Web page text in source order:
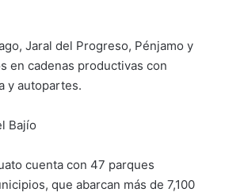
Jaral del Progreso, Pénjamo y
en cadenas productivas con
y autopartes.
Bajío
cuenta con 47 parques
que abarcan más de 7,100